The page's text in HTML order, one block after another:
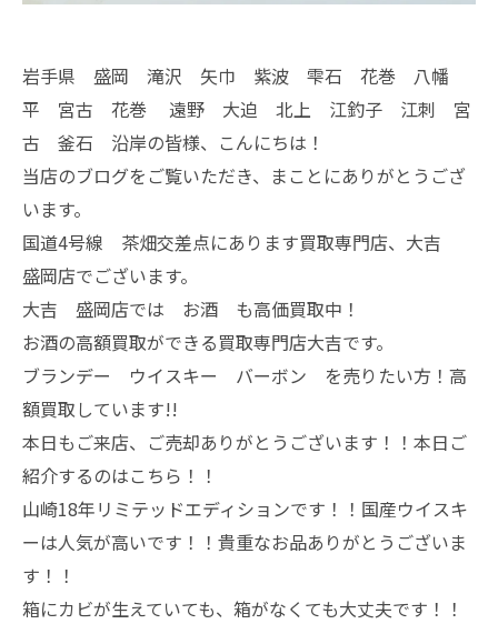
岩手県 盛岡 滝沢 矢巾 紫波 雫石 花巻 八幡
平 宮古 花巻 遠野 大迫 北上 江釣子 江刺 宮
古 釜石 沿岸の皆様、こんにちは！
当店のブログをご覧いただき、まことにありがとうござ
います。
国道4号線 茶畑交差点にあります買取専門店、大吉
盛岡店でございます。
大吉 盛岡店では お酒 も高価買取中！
お酒の高額買取ができる買取専門店大吉です。
ブランデー ウイスキー バーボン を売りたい方！高
額買取しています!!
本日もご来店、ご売却ありがとうございます！！本日ご
紹介するのはこちら！！
山崎18年リミテッドエディションです！！国産ウイスキ
ーは人気が高いです！！貴重なお品ありがとうございま
す！！
箱にカビが生えていても、箱がなくても大丈夫です！！